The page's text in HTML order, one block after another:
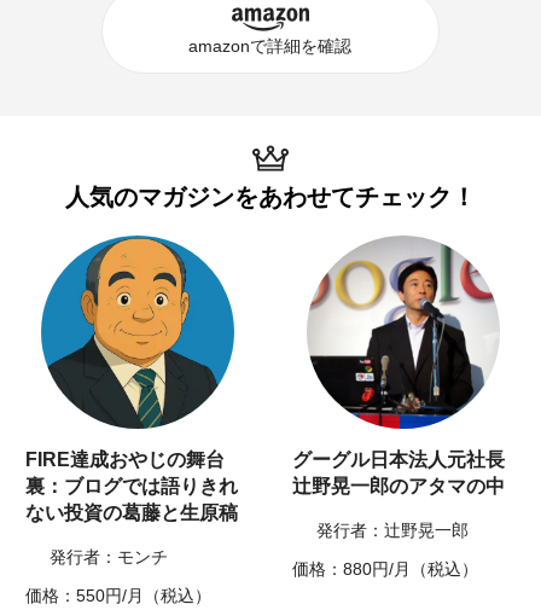
amazonで詳細を確認
人気のマガジンをあわせてチェック！
FIRE達成おやじの舞台
裏：ブログでは語りきれ
ない投資の葛藤と生原稿
発行者：モンチ
価格：550円/月（税込）
グーグル日本法人元社長
辻野晃一郎のアタマの中
発行者：辻野晃一郎
価格：880円/月（税込）